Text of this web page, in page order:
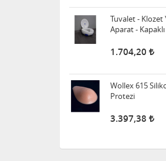
Aparat - Kapaklı
1.704,20
Protezi
3.397,38